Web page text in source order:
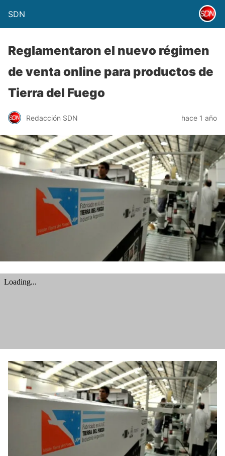
SDN
Reglamentaron el nuevo régimen
de venta online para productos de
Tierra del Fuego
Redacción SDN hace 1 año